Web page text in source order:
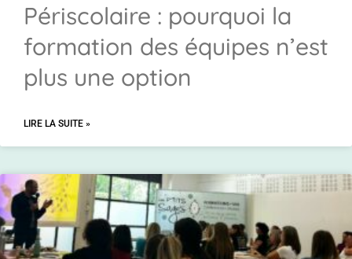
Périscolaire : pourquoi la
formation des équipes n’est
plus une option
LIRE LA SUITE »